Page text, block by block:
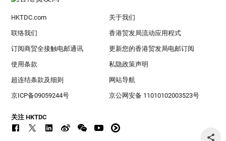
HKTDC.com 关于我们
联络我们 香港贸发局流动应用程式
订阅商贸全接触电邮通讯 更新您的香港贸发局电邮订阅
使用条款 私隐政策声明
超连结条款及细则 网站导航
京ICP备09059244号 京公网安备 11010102003523号
关注 HKTDC